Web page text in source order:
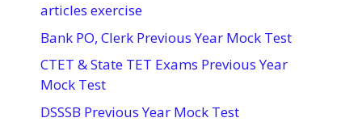
articles exercise
Bank PO, Clerk Previous Year Mock Test
CTET & State TET Exams Previous Year
Mock Test
DSSSB Previous Year Mock Test